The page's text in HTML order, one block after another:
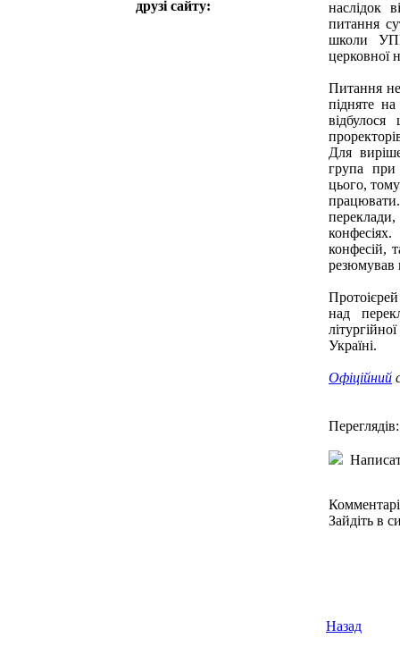
друзі сайту:
наслідок
питання
школи
церковної
Питання
підняте
Для
група при
цього,
конфесій,
резюмував
над
Україні.
Офіційний
Зайдіть в
Назад